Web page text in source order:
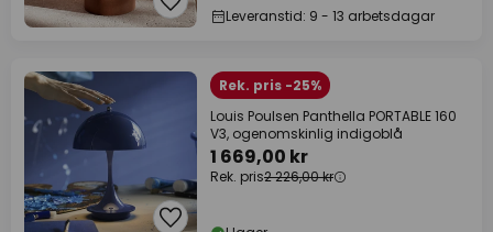
Leveranstid: 9 - 13 arbetsdagar
Rek. pris -25%
Louis Poulsen Panthella PORTABLE 160
V3, ogenomskinlig indigoblå
1 669,00 kr
Rek. pris2 226,00 kr